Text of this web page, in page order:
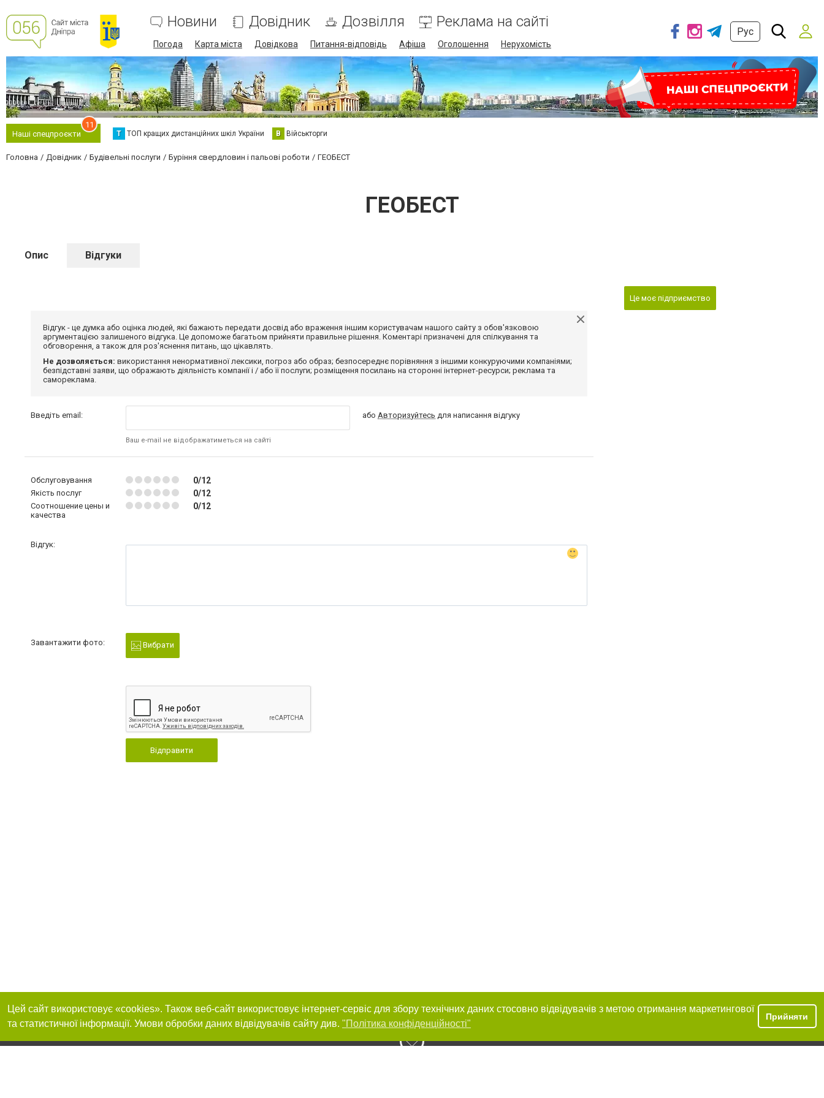
Новини Довідник Дозвілля Реклама на сайті
Погода Карта міста Довідкова Питання-відповідь Афіша Оголошення Нерухомість
Рус
Наші спецпроєкти
11
Т ТОП кращих дистанційних шкіл України В Військторги
Головна Довідник Будівельні послуги Буріння свердловин і пальові роботи ГЕОБЕСТ
ГЕОБЕСТ
Опис Відгуки
Відгук - це думка або оцінка людей, які бажають передати досвід або враження іншим користувачам нашого сайту з обов'язковою
аргументацією залишеного відгука. Це допоможе багатьом прийняти правильне рішення. Коментарі призначені для спілкування та
обговорення, а також для роз'яснення питань, що цікавлять.
Не дозволяється: використання ненормативної лексики, погроз або образ; безпосереднє порівняння з іншими конкуруючими компаніями;
безпідставні заяви, що ображають діяльність компанії і / або її послуги; розміщення посилань на сторонні інтернет-ресурси; реклама та
самореклама.
Введіть email:
Ваш e-mail не відображатиметься на сайті
абоАвторизуйтесь для написання відгуку
Обслуговування 0/12
Якість послуг 0/12
Соотношение цены и
качества
0/12
Відгук:
Завантажити фото: Вибрати
Відправити
Це моє підприємство
Цей сайт використовує «cookies». Також веб-сайт використовує інтернет-сервіс для збору технічних даних стосовно відвідувачів з метою отримання маркетингової
та статистичної інформації. Умови обробки даних відвідувачів сайту див. "Політика конфіденційності"
Прийняти